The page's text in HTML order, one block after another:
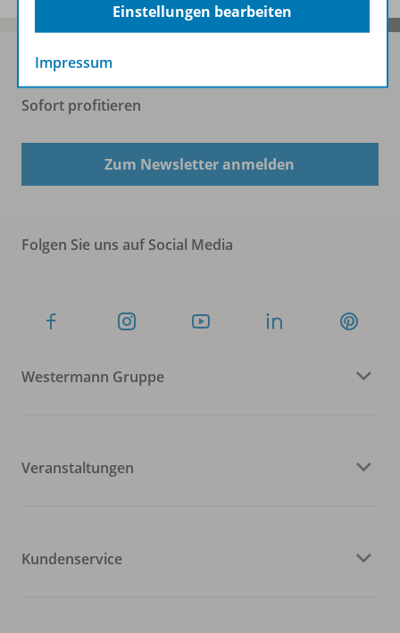
Sofort profitieren
Zum Newsletter anmelden
Folgen Sie uns auf Social Media
Westermann Gruppe
Veranstaltungen
Kundenservice
Einstellungen bearbeiten
Impressum